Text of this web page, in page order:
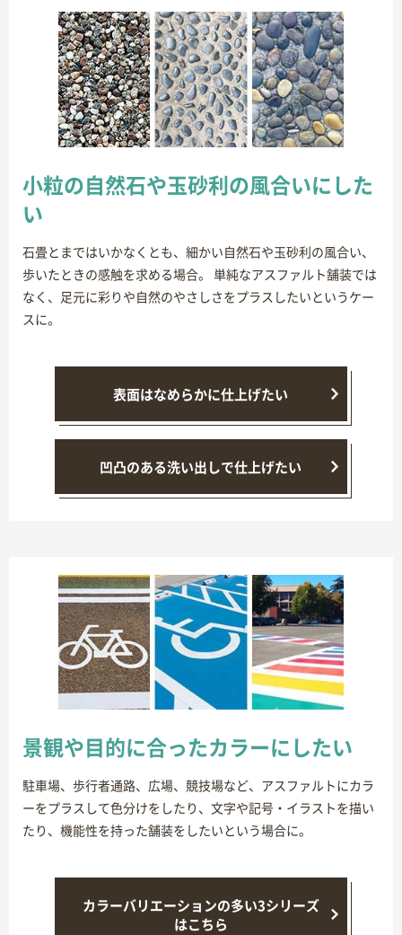
小粒の自然石や玉砂利の風合いにした
い
石畳とまではいかなくとも、細かい自然石や玉砂利の風合い、
歩いたときの感触を求める場合。 単純なアスファルト舗装では
なく、足元に彩りや自然のやさしさをプラスしたいというケー
スに。
表面はなめらかに仕上げたい
凹凸のある洗い出しで仕上げたい
景観や目的に合ったカラーにしたい
駐車場、歩行者通路、広場、競技場など、アスファルトにカラ
ーをプラスして色分けをしたり、文字や記号・イラストを描い
たり、機能性を持った舗装をしたいという場合に。
カラーバリエーションの多い3シリーズ
はこちら